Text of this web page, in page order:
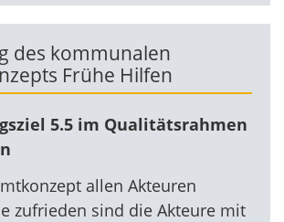
des kommunalen
Frühe Hilfen
5.5 im Qualitätsrahmen
allen Akteuren
zufrieden sind die Akteure mit